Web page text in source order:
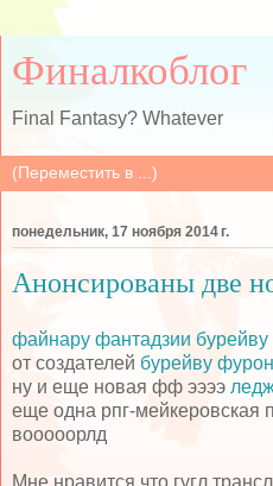
Финалкоблог
Final Fantasy? Whatever
понедельник, 17 ноября 2014 г.
Анонсированы две
файнару фантадзии бурейву
от создателей бурейву
ну и еще новая фф ээээ
еще одна рпг-мейкеровская
вооооорлд
Мне нравится что гугл